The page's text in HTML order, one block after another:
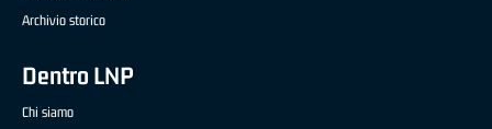
Archivio storico
Dentro LNP
Chi siamo